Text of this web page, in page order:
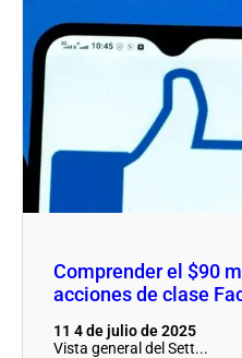
Comprender el $90
acciones de clase
11 4 de julio de 2025
Vista general del Sett...